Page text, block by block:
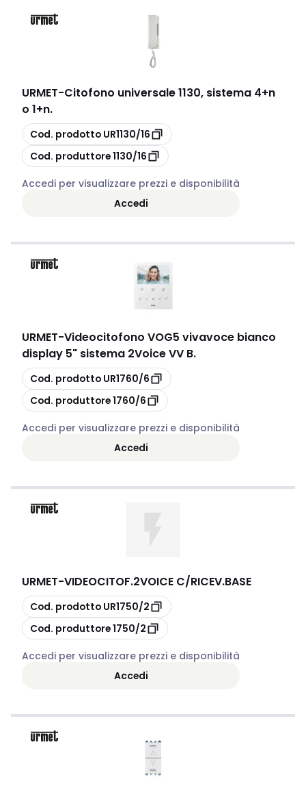
URMET-Citofono universale 1130, sistema 4+n
o 1+n.
copia
Cod. prodotto UR1130/16
copia
Cod. produttore1130/16
Accedi per visualizzare prezzi e disponibilità
Accedi
URMET-Videocitofono VOG5 vivavoce bianco
display 5" sistema 2Voice VV B.
copia
Cod. prodotto UR1760/6
copia
Cod. produttore1760/6
Accedi per visualizzare prezzi e disponibilità
Accedi
URMET-VIDEOCITOF.2VOICE C/RICEV.BASE
copia
Cod. prodotto UR1750/2
copia
Cod. produttore1750/2
Accedi per visualizzare prezzi e disponibilità
Accedi